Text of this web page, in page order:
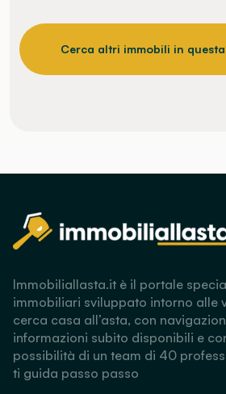
Cerca altri immobili in
Immobiliallasta.it è il portale
immobiliari sviluppato intorno alle
cerca casa all’asta, con
informazioni subito disponibili e
possibilità di un team di 40
ti guida passo passo